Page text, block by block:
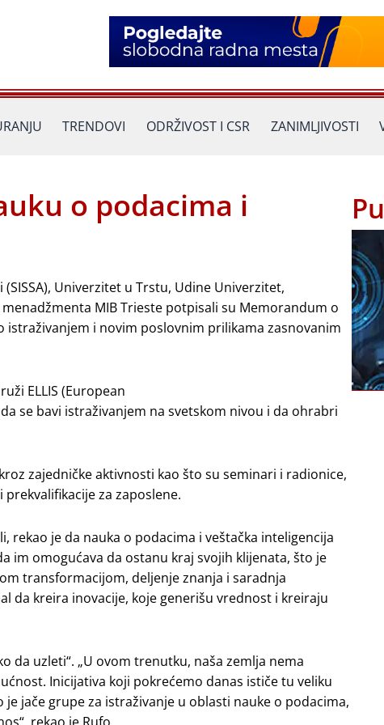
TRENDOVI ODRŽIVOST I CSR ZANIMLJIVOSTI
o podacima i
Univerzitet u Trstu, Udine Univerzitet,
MIB Trieste potpisali su Memorandum o
i novim poslovnim prilikama zasnovanim
ELLIS (European
se bavi istraživanjem na svetskom nivou i da ohrabri
zajedničke aktivnosti kao što su seminari i radionice,
za zaposlene.
rekao je da nauka o podacima i veštačka inteligencija
im omogućava da ostanu kraj svojih klijenata, što je
transformacijom, deljenje znanja i saradnja
da kreira inovacije, koje generišu vrednost i kreiraju
da uzleti“. „U ovom trenutku, naša zemlja nema
Inicijativa koji pokrećemo danas ističe tu veliku
jače grupe za istraživanje u oblasti nauke o podacima,